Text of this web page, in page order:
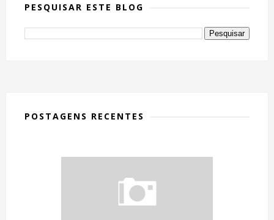
PESQUISAR ESTE BLOG
POSTAGENS RECENTES